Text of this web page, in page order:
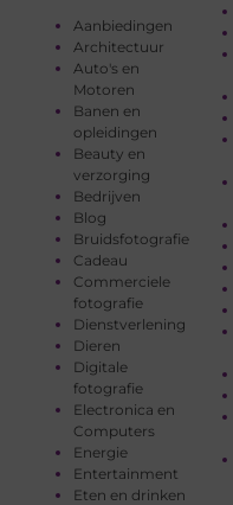
Aanbiedingen
Architectuur
Auto's en
Motoren
Banen en
opleidingen
Beauty en
verzorging
Bedrijven
Blog
Bruidsfotografie
Cadeau
Commerciele
fotografie
Dienstverlening
Dieren
Digitale
fotografie
Electronica en
Computers
Energie
Entertainment
Eten en drinken